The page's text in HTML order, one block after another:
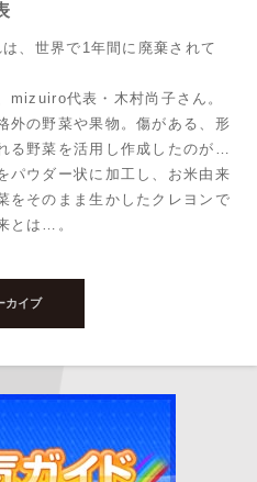
、世界で1年間に廃棄されて
mizuiro代表・木村尚子さん。
外の野菜や果物。傷がある、形
る野菜を活用し作成したのが…
パウダー状に加工し、お米由来
をそのまま生かしたクレヨンで
とは…。
カイブ